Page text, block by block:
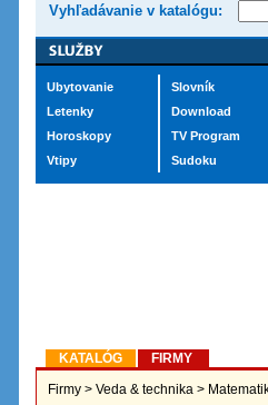
Vyhľadávanie v katalógu:
Ubytovanie
Letenky
Horoskopy
Vtipy
Slovník
Download
TV Program
Sudoku
KATALÓG
FIRMY
Firmy > Veda & technika >